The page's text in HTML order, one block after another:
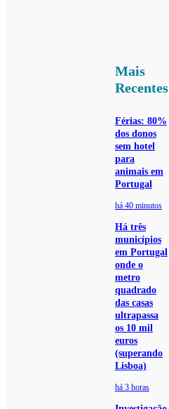
Mais
Recentes
Férias: 80%
dos donos
sem hotel
para
animais em
Portugal
há 40 minutos
Há três
municípios
em Portugal
onde o
metro
quadrado
das casas
ultrapassa
os 10 mil
euros
(superando
Lisboa)
há 3 horas